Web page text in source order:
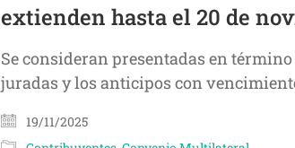
extienden hasta el 20 de
Se consideran presentadas en
juradas y los anticipos con
19/11/2025